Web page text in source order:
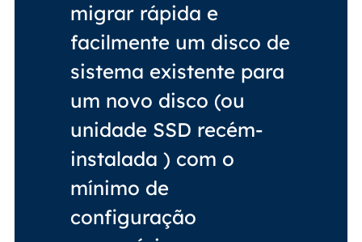
migrar rápida e
facilmente um disco de
sistema existente para
um novo disco (ou
unidade SSD recém-
instalada ) com o
mínimo de
configuração